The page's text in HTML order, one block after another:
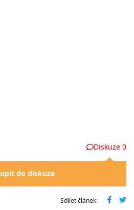
Diskuze 0
do diskuze
Sdílet článek: